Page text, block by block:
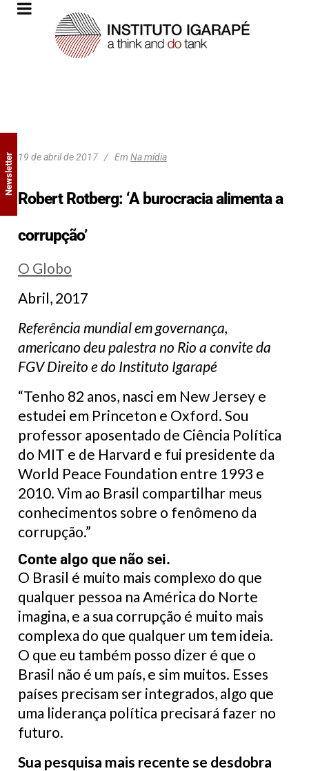
19 de abril de 2017 Em Na mídia
Robert Rotberg: ‘A burocracia alimenta a
corrupção’
O Globo
Abril, 2017
Referência mundial em governança,
americano deu palestra no Rio a convite da
FGV Direito e do Instituto Igarapé
“Tenho 82 anos, nasci em New Jersey e
estudei em Princeton e Oxford. Sou
professor aposentado de Ciência Política
do MIT e de Harvard e fui presidente da
World Peace Foundation entre 1993 e
2010. Vim ao Brasil compartilhar meus
conhecimentos sobre o fenômeno da
corrupção.”
Conte algo que não sei.
O Brasil é muito mais complexo do que
qualquer pessoa na América do Norte
imagina, e a sua corrupção é muito mais
complexa do que qualquer um tem ideia.
O que eu também posso dizer é que o
Brasil não é um país, e sim muitos. Esses
países precisam ser integrados, algo que
uma liderança política precisará fazer no
futuro.
Sua pesquisa mais recente se desdobra
Newsletter